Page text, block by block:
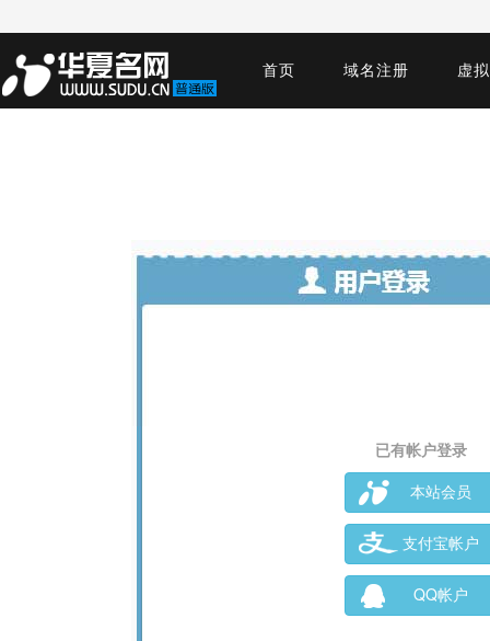
首页 域名注册 虚
已有帐户登录
本站会员
支付宝帐户
QQ帐户